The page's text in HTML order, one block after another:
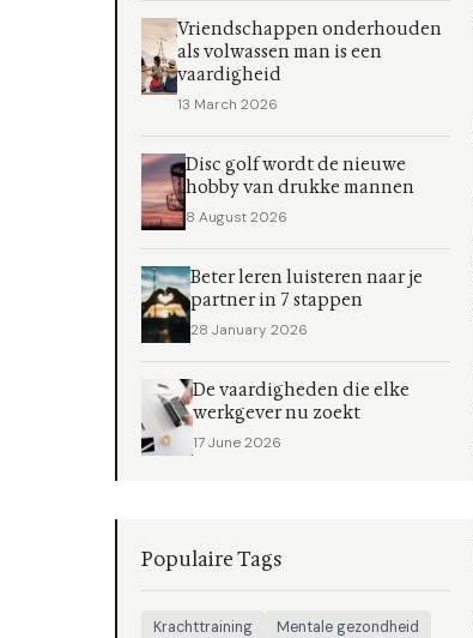
Vriendschappen onderhouden
als volwassen man is een
vaardigheid
13 March 2026
Disc golf wordt de nieuwe
hobby van drukke mannen
8 August 2026
Beter leren luisteren naar je
partner in 7 stappen
28 January 2026
De vaardigheden die elke
werkgever nu zoekt
17 June 2026
Populaire Tags
Krachttraining
Mentale gezondheid